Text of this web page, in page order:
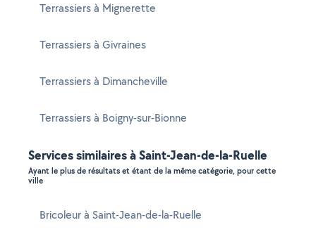
Terrassiers à Mignerette
Terrassiers à Givraines
Terrassiers à Dimancheville
Terrassiers à Boigny-sur-Bionne
Services similaires à Saint-Jean-de-la-Ruelle
Ayant le plus de résultats et étant de la même catégorie, pour cette
ville
Bricoleur à Saint-Jean-de-la-Ruelle